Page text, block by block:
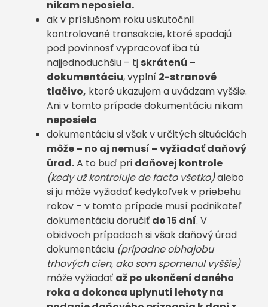
nikam neposiela.
ak v príslušnom roku uskutočnil
kontrolované transakcie, ktoré spadajú
pod povinnosť vypracovať iba tú
najjednoduchšiu – tj skrátenú –
dokumentáciu, vyplní 2-stranové
tlačivo, ktoré ukazujem a uvádzam vyššie.
Ani v tomto prípade dokumentáciu nikam
neposiela
dokumentáciu si však v určitých situáciách
môže – no aj nemusí – vyžiadať daňový
úrad.A to buď pri daňovej kontrole
(kedy už kontroluje de facto všetko)alebo
si ju môže vyžiadať kedykoľvek v priebehu
rokov – v tomto prípade musí podnikateľ
dokumentáciu doručiť do 15 dní. V
obidvoch prípadoch si však daňový úrad
dokumentáciu (prípadne obhajobu
trhových cien, ako som spomenul vyššie)
môže vyžiadať až po ukončení daného
roka a dokonca uplynutí lehoty na